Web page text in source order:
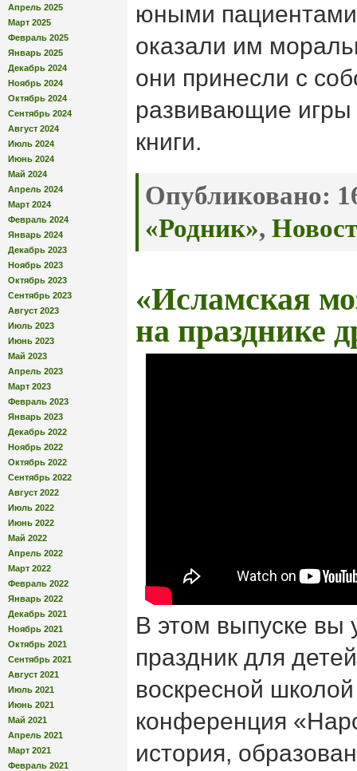
Апрель 2025
Март 2025
Февраль 2025
Январь 2025
Декабрь 2024
Ноябрь 2024
Октябрь 2024
Сентябрь 2024
Август 2024
Июль 2024
Июнь 2024
Май 2024
Апрель 2024
Март 2024
Февраль 2024
Январь 2024
Декабрь 2023
Ноябрь 2023
Октябрь 2023
Сентябрь 2023
Август 2023
Июль 2023
Июнь 2023
Май 2023
Апрель 2023
Март 2023
Февраль 2023
Январь 2023
Декабрь 2022
Ноябрь 2022
Октябрь 2022
Сентябрь 2022
Август 2022
Июль 2022
Июнь 2022
Май 2022
Апрель 2022
Март 2022
Февраль 2022
Январь 2022
Декабрь 2021
Ноябрь 2021
Октябрь 2021
Сентябрь 2021
Август 2021
Июль 2021
Июнь 2021
Май 2021
Апрель 2021
Март 2021
Февраль 2021
юными
оказали им
они принесли с
развивающие игры
книги.
Опубликовано:
«Родник»,
«Исламская
на празднике
В этом выпуске вы
праздник для
воскресной
конференция
история,